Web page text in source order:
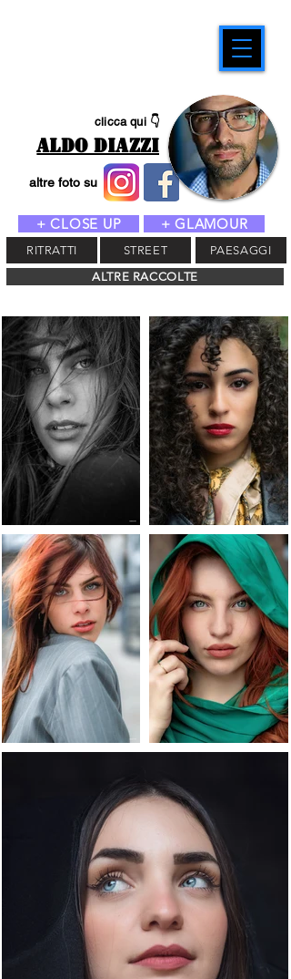
clicca qui 👇
ALDO DIAZZI
altre foto su
RITRATTI STREET
PAESAGGI
ALTRE RACCOLTE
+ CLOSE UP + GLAMOUR